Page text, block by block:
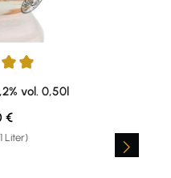
von 5 von 5 Sternen
vol. 0,50l
Liter)
Preis:
€